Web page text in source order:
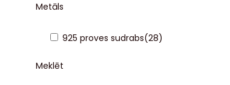
Metāls
925 proves sudrabs(28)
Meklēt